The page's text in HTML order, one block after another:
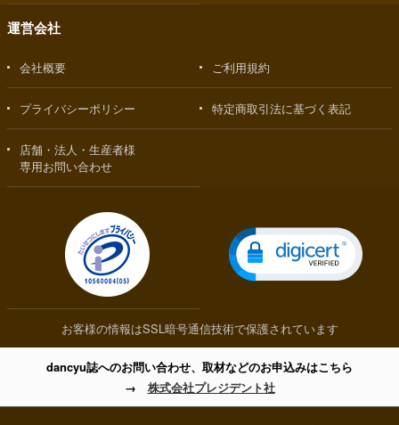
運営会社
会社概要 ご利用規約
プライバシーポリシー 特定商取引法に基づく表記
店舗・法人・生産者様
専用お問い合わせ
お客様の情報はSSL暗号通信技術で保護されています
dancyu誌へのお問い合わせ、取材などのお申込みはこちら
→ 株式会社プレジデント社